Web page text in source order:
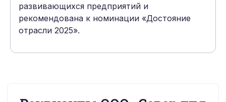
развивающихся предприятий и
рекомендована к номинации «Достояние
отрасли 2025».